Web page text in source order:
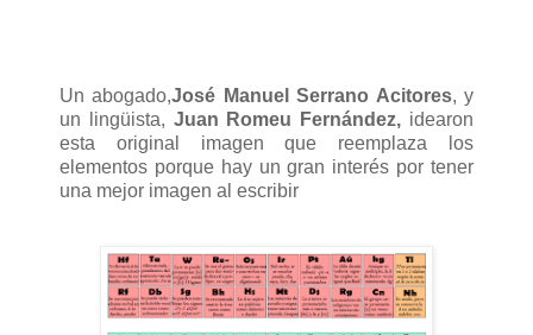
Un abogado,José Manuel Serrano Acitores, y
un lingüista, Juan Romeu Fernández, idearon
esta original imagen que reemplaza los
elementos porque hay un gran interés por tener
una mejor imagen al escribir